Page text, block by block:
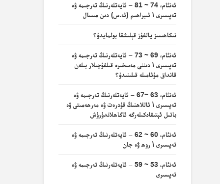
ئەنئام، 74 ~ 81 – ئايەتلەرنىڭ تەرجىمە ۋە
تەپسىرى \ ئىبراھىم (ئە.س) دىن مىسال
نىكاھسىز يالغۇز قېلىشقا بولمايدۇ؟
ئەنئام، 69 ~ 73 – ئايەتلەرنىڭ تەرجىمە ۋە
تەپسىرى \ دىننى مەسخىرە قىلغۇچىلار بىلەن
قانداق مۇئامىلە قىلىنىدۇ؟
ئەنئام، 63 ~67 – ئايەتلەرنىڭ تەرجىمە ۋە
تەپسىرى \ ئاللاھنىڭ قۇدرەت ۋە مەرھەمىتى ۋە
باتىل ئېتىقادكىلەرگە ئاگاھلاندۇرۇش
ئەنئام، 60 ~ 62 – ئايەتلەرنىڭ تەرجىمە ۋە
تەپسىرى \ روھ ۋە جان
ئەنئام، 53 ~ 59 – ئايەتلەرنىڭ تەرجىمە ۋە
تەپسىرى